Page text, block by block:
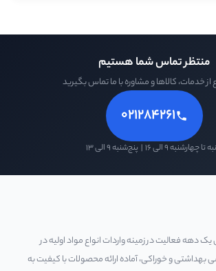
منتظر تماس شما هستیم
از خدمات، کالاها و مشاوره با ما تماس بگیرید
۰۲۱۲۸۴۲۶۱
چهارشنبه ۹ الی ۱۶ | پنج‌شنبه ۹ الی ۱۳
فعالیت در زمینه واردات انواع مواد اولیه در
بهداشتی و خوراکی، آماده ارائه محصولات با کیفیت به